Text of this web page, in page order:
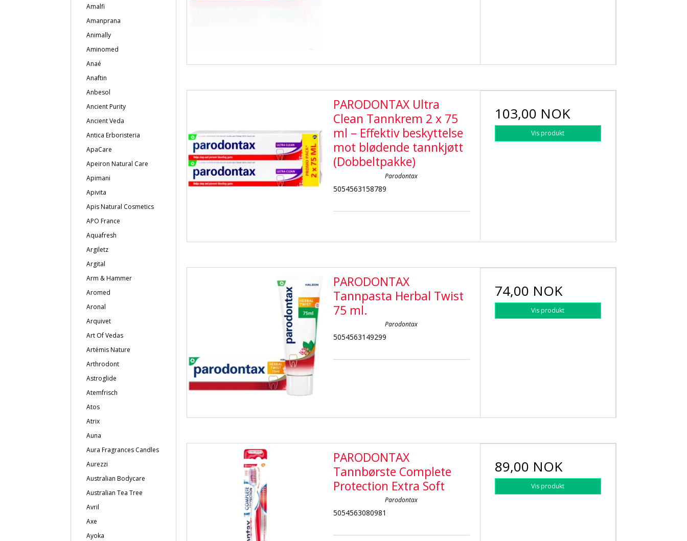
Amalfi
Amanprana
Animally
Aminomed
Anaé
Anaftin
Anbesol
Ancient Purity
Ancient Veda
Antica Erboristeria
ApaCare
Apeiron Natural Care
Apimani
Apivita
Apis Natural Cosmetics
APO France
Aquafresh
Argiletz
Argital
Arm & Hammer
Aromed
Aronal
Arquivet
Art Of Vedas
Artémis Nature
Arthrodont
Astroglide
Atemfrisch
Atos
Atrix
Auna
Aura Fragrances Candles
Aurezzi
Australian Bodycare
Australian Tea Tree
Avril
Axe
Ayoka
PARODONTAX Ultra
Clean Tannkrem 2 x 75
ml – Effektiv beskyttelse
mot blødende tannkjøtt
(Dobbeltpakke)
Parodontax
5054563158789
103,00 NOK
Vis produkt
PARODONTAX
Tannpasta Herbal Twist
75 ml.
Parodontax
5054563149299
74,00 NOK
Vis produkt
PARODONTAX
Tannbørste Complete
Protection Extra Soft
Parodontax
5054563080981
89,00 NOK
Vis produkt